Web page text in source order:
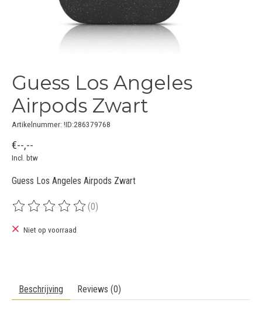
Guess Los Angeles
Airpods Zwart
Artikelnummer: !ID:286379768
€--,--
Incl. btw
Guess Los Angeles Airpods Zwart
De beoordeling van dit product is
(0)
Niet op voorraad
Beschrijving Reviews (0)